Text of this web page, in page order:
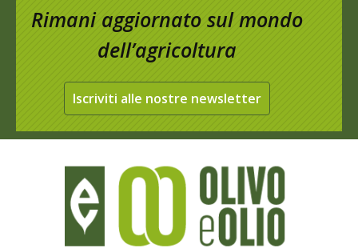
Rimani aggiornato sul mondo
dell’agricoltura
Iscriviti alle nostre newsletter